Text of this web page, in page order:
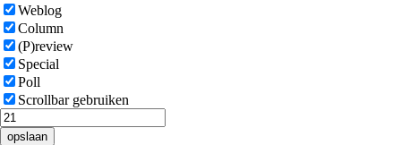
Weblog
Column
(P)review
Special
Poll
Scrollbar gebruiken
opslaan